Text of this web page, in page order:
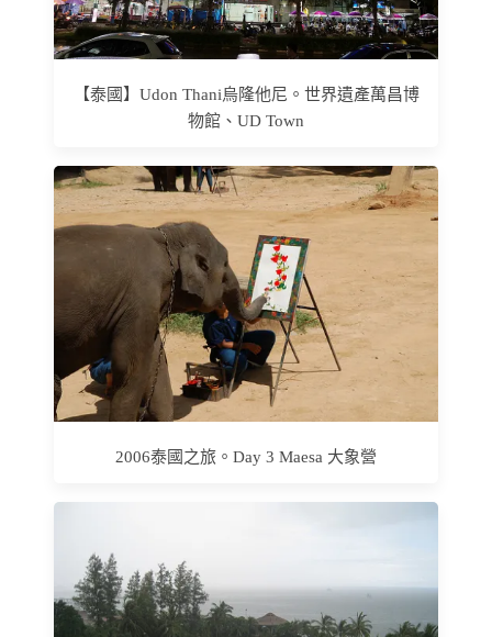
【泰國】Udon Thani烏隆他尼。世界遺產萬昌博
物館、UD Town
2006泰國之旅。Day 3 Maesa 大象營